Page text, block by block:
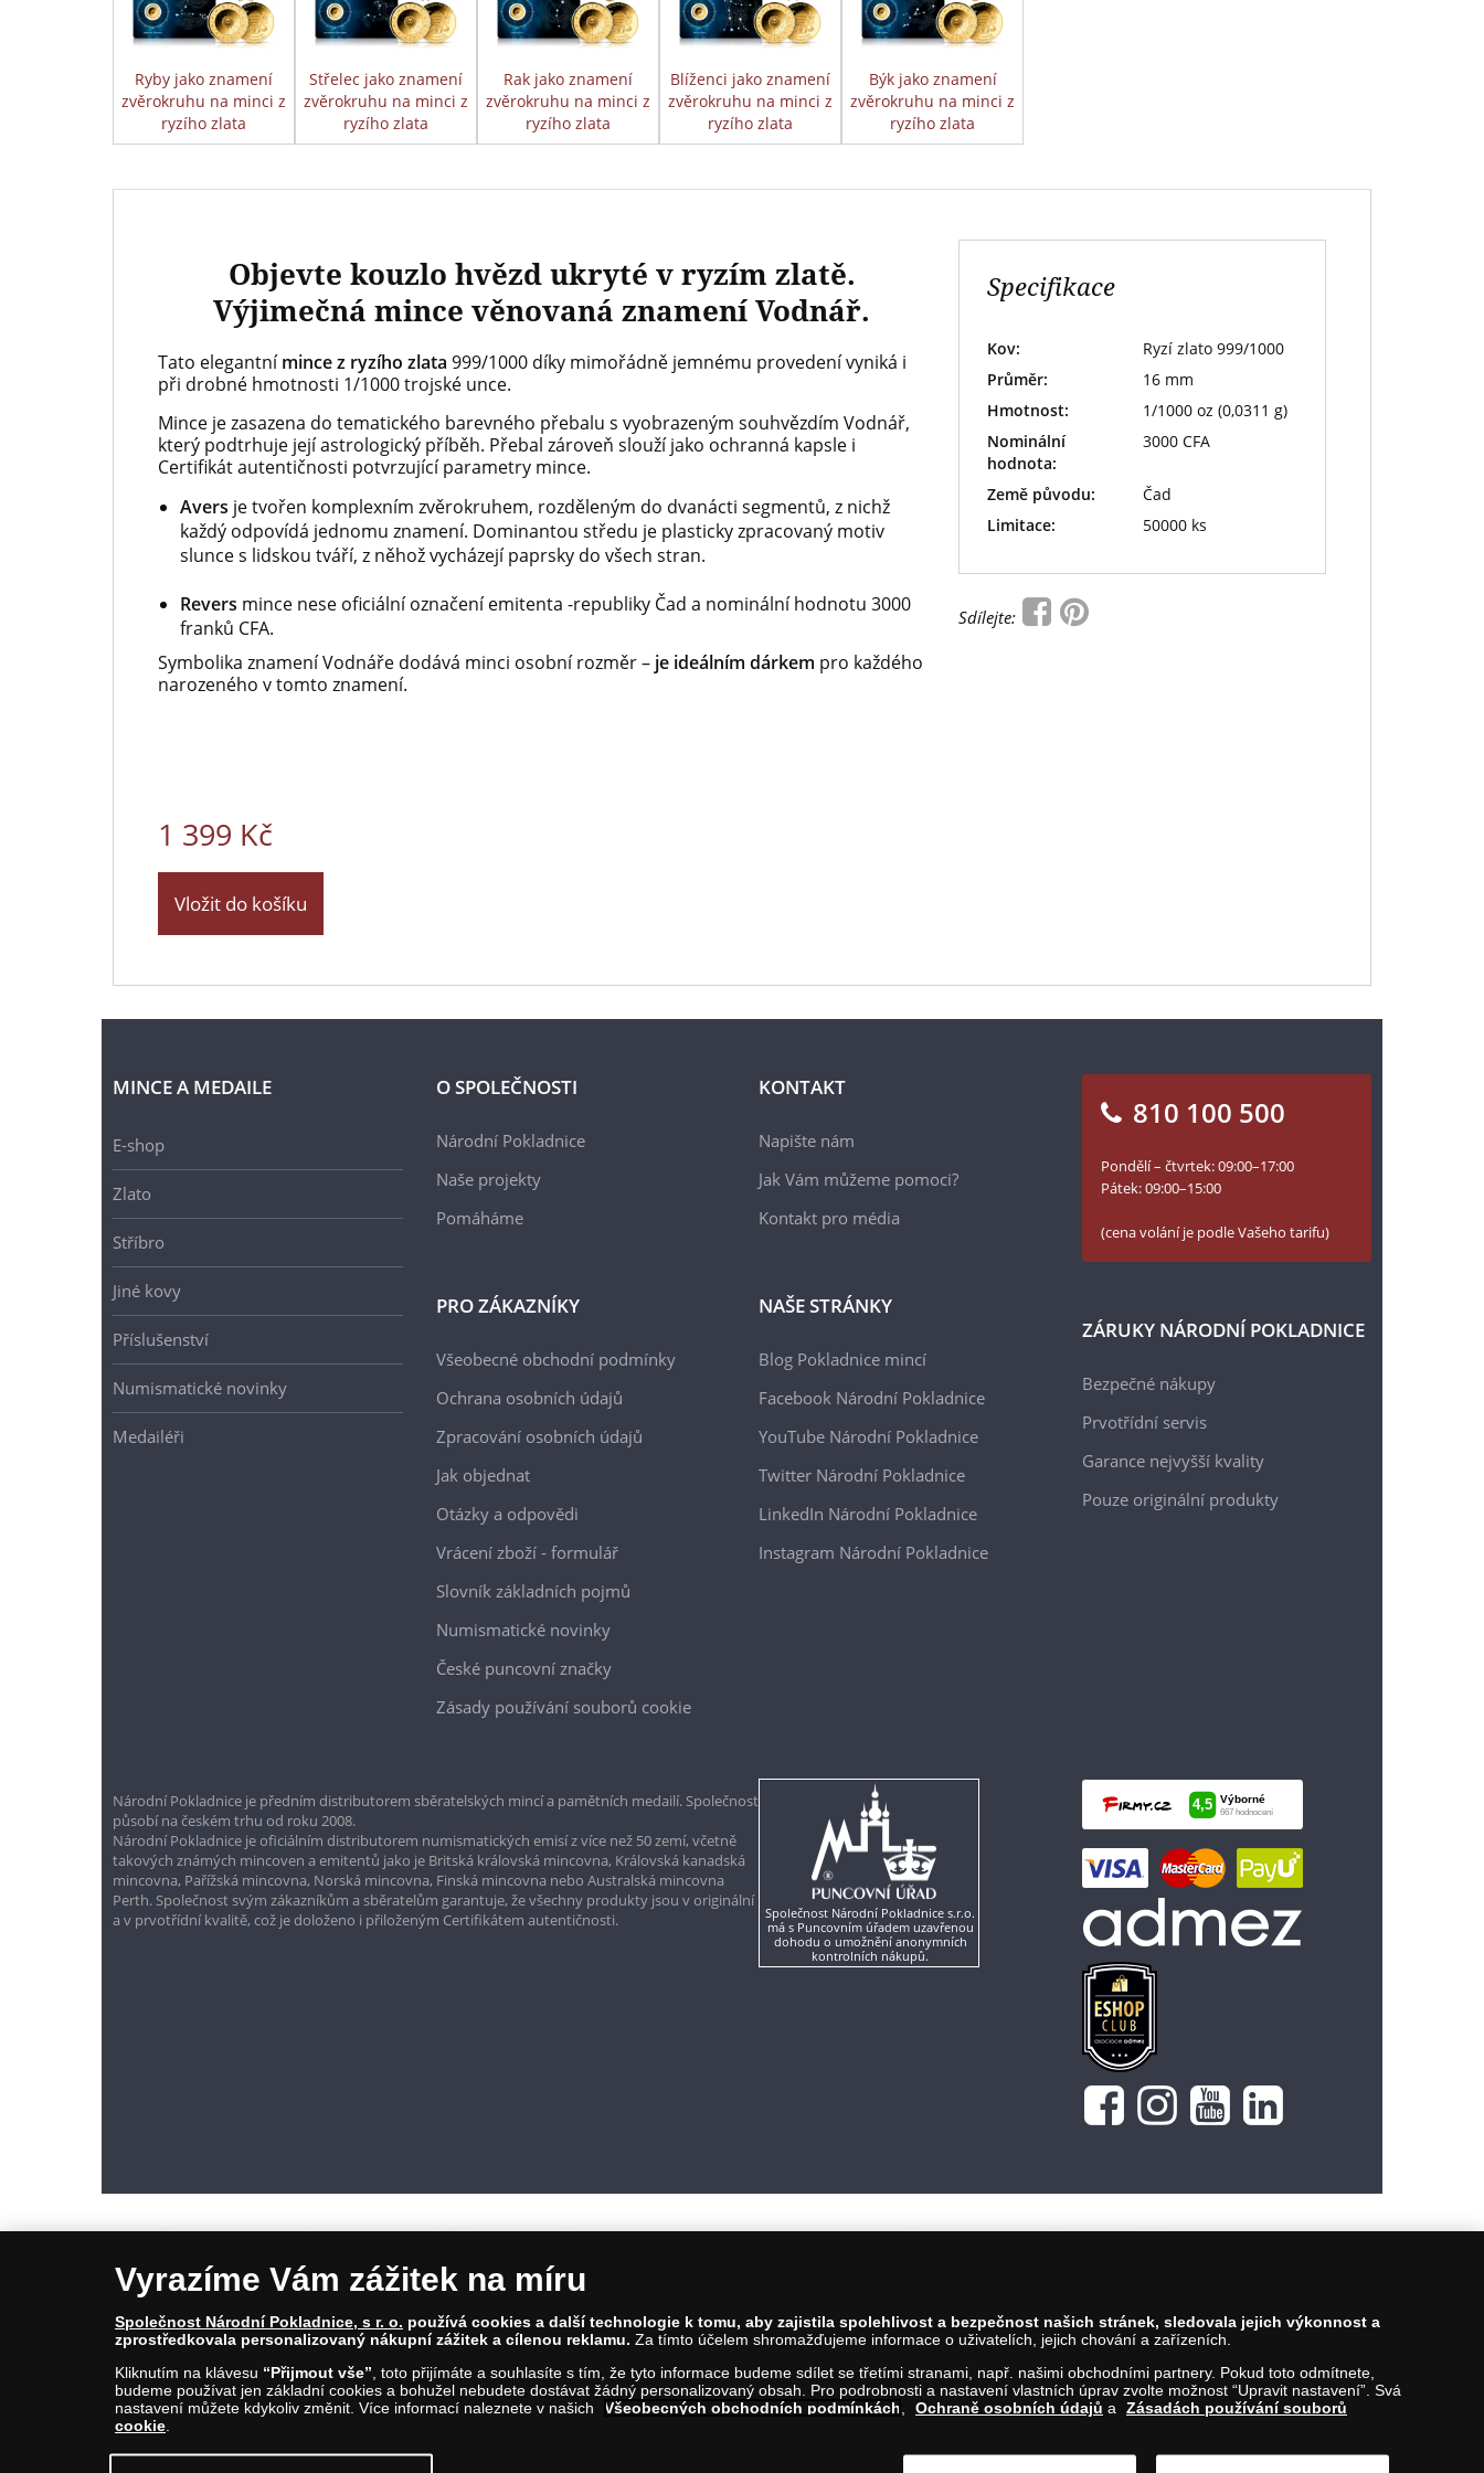
Ryby jako znamení
zvěrokruhu na minci z
ryzího zlata
Střelec jako znamení
zvěrokruhu na minci z
ryzího zlata
Rak jako znamení
zvěrokruhu na minci z
ryzího zlata
Blíženci jako znamení
zvěrokruhu na minci z
ryzího zlata
Býk jako znamení
zvěrokruhu na minci z
ryzího zlata
Objevte kouzlo hvězd ukryté v ryzím zlatě.
Výjimečná mince věnovaná znamení Vodnář.
Tato elegantnímince z ryzího zlata 999/1000 díky mimořádně jemnému provedení vyniká i
při drobné hmotnosti 1/1000 trojské unce.
Mince je zasazena do tematického barevného přebalu s vyobrazeným souhvězdím Vodnář,
který podtrhuje její astrologický příběh. Přebal zároveň slouží jako ochranná kapsle i
Certifikát autentičnosti potvrzující parametry mince.
Avers je tvořen komplexním zvěrokruhem, rozděleným do dvanácti segmentů, z nichž
každý odpovídá jednomu znamení. Dominantou středu je plasticky zpracovaný motiv
slunce s lidskou tváří, z něhož vycházejí paprsky do všech stran.
Revers mince nese oficiální označení emitenta -republiky Čad a nominální hodnotu 3000
franků CFA.
Symbolika znamení Vodnáře dodává minci osobní rozměr – je ideálním dárkem pro každého
narozeného v tomto znamení.
1 399 Kč
Vložit do košíku
Specifikace
Kov:
Ryzí zlato 999/1000
Průměr:
16 mm
Hmotnost:
1/1000 oz (0,0311 g)
Nominální
hodnota:
3000 CFA
Země původu:
Čad
Limitace:
50000 ks
Sdílejte:
1 399 Kč
Vložit do košíku
MINCE A MEDAILE
E-shop
Zlato
Stříbro
Jiné kovy
Příslušenství
Numismatické novinky
Medailéři
O SPOLEČNOSTI
Národní Pokladnice
Naše projekty
Pomáháme
PRO ZÁKAZNÍKY
Všeobecné obchodní podmínky
Ochrana osobních údajů
Zpracování osobních údajů
Jak objednat
Otázky a odpovědi
Vrácení zboží - formulář
Slovník základních pojmů
Numismatické novinky
České puncovní značky
Zásady používání souborů cookie
KONTAKT
Napište nám
Jak Vám můžeme pomoci?
Kontakt pro média
NAŠE STRÁNKY
Blog Pokladnice mincí
Facebook Národní Pokladnice
YouTube Národní Pokladnice
Twitter Národní Pokladnice
LinkedIn Národní Pokladnice
Instagram Národní Pokladnice
810 100 500
Pondělí – čtvrtek: 09:00–17:00
Pátek: 09:00–15:00
(cena volání je podle Vašeho tarifu)
ZÁRUKY NÁRODNÍ POKLADNICE
Bezpečné nákupy
Prvotřídní servis
Garance nejvyšší kvality
Pouze originální produkty
Národní Pokladnice je předním distributorem sběratelských mincí a pamětních medailí. Společnost
působí na českém trhu od roku 2008.
Národní Pokladnice je oficiálním distributorem numismatických emisí z více než 50 zemí, včetně
takových známých mincoven a emitentů jako je Britská královská mincovna, Královská kanadská
mincovna, Pařížská mincovna, Norská mincovna, Finská mincovna nebo Australská mincovna
Perth. Společnost svým zákazníkům a sběratelům garantuje, že všechny produkty jsou v originální
a v prvotřídní kvalitě, což je doloženo i přiloženým Certifikátem autentičnosti.
Společnost Národní Pokladnice s.r.o.
má s Puncovním úřadem uzavřenou
dohodu o umožnění anonymních
kontrolních nákupů.
© Copyright 2026 - Národní Pokladnice, s. r. o.; Karolinská 661/4, 186 00 Praha 8; Tel.: 810 100 500
E-mail: info@narodnipokladnice.cz, www.narodnipokladnice.cz; IČ: 28507622; DIČ: CZ28507622
Společnost zapsána v OR vedeném Městským soudem v Praze, oddíl C, vložka 146644
Upravit nastavení souborů cookie můžete
Vyrazíme Vám zážitek na míru
Společnost Národní Pokladnice, s r. o. používá cookies a další technologie k tomu, aby zajistila spolehlivost a bezpečnost našich stránek, sledovala jejich výkonnost a
zprostředkovala personalizovaný nákupní zážitek a cílenou reklamu. Za tímto účelem shromažďujeme informace o uživatelích, jejich chování a zařízeních.
Kliknutím na klávesu “Přijmout vše” , toto přijímáte a souhlasíte s tím, že tyto informace budeme sdílet se třetími stranami, např. našimi obchodními partnery. Pokud toto odmítnete,
budeme používat jen základní cookies a bohužel nebudete dostávat žádný personalizovaný obsah. Pro podrobnosti a nastavení vlastních úprav zvolte možnost “Upravit nastavení”. Svá
nastavení můžete kdykoliv změnit. Více informací naleznete v našich
Všeobecných obchodních podmínkách Ochraně osobních údajů a
Zásadách používání souborů
cookie